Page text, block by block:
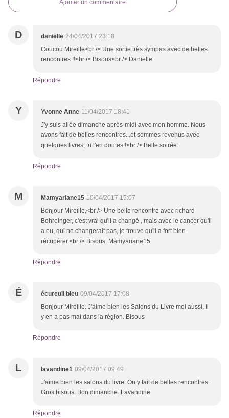
Ajouter un commentaire
D danielle 24/04/2017 23:18
Coucou Mireille<br /> Une sortie très sympas avec de belles
rencontres !!<br /> Bisous<br /> Danielle
Répondre
Y Yvonne Anne 11/04/2017 18:41
J'y suis allée dimanche après-midi avec mon homme. Nous
avons fait de belles rencontres...et sommes revenus avec
quelques livres, tu t'en doutes!!<br /> Belle soirée.
Répondre
M Mamyariane15 10/04/2017 15:07
Bonjour Mireille,<br /> Une belle rencontre avec richard
Bohreinger, c'est vrai qu'il a changé , mais avec le cancer qu'il
a eu, qui ne changerait pas, je trouve qu'il a fort bien
récupérer.<br /> Bisous. Mamyariane15
Répondre
É écureuil bleu 09/04/2017 17:08
Bonjour Mireille. J'aime bien les Salons du Livre moi aussi. Il
y en a pas mal dans la région. Bisous
Répondre
L lavandine1 09/04/2017 09:49
J'aime bien les salons du livre. On y fait de belles rencontres.
Gros bisous. Bon dimanche. Lavandine
Répondre